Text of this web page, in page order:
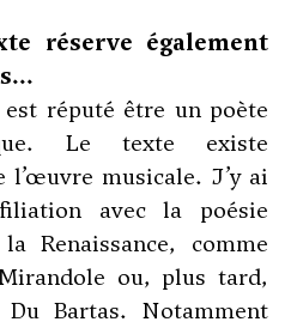
réserve également
réputé être un poète
Le texte existe
l’œuvre musicale. J’y ai
avec la poésie
Renaissance, comme
ou, plus tard,
Bartas. Notamment